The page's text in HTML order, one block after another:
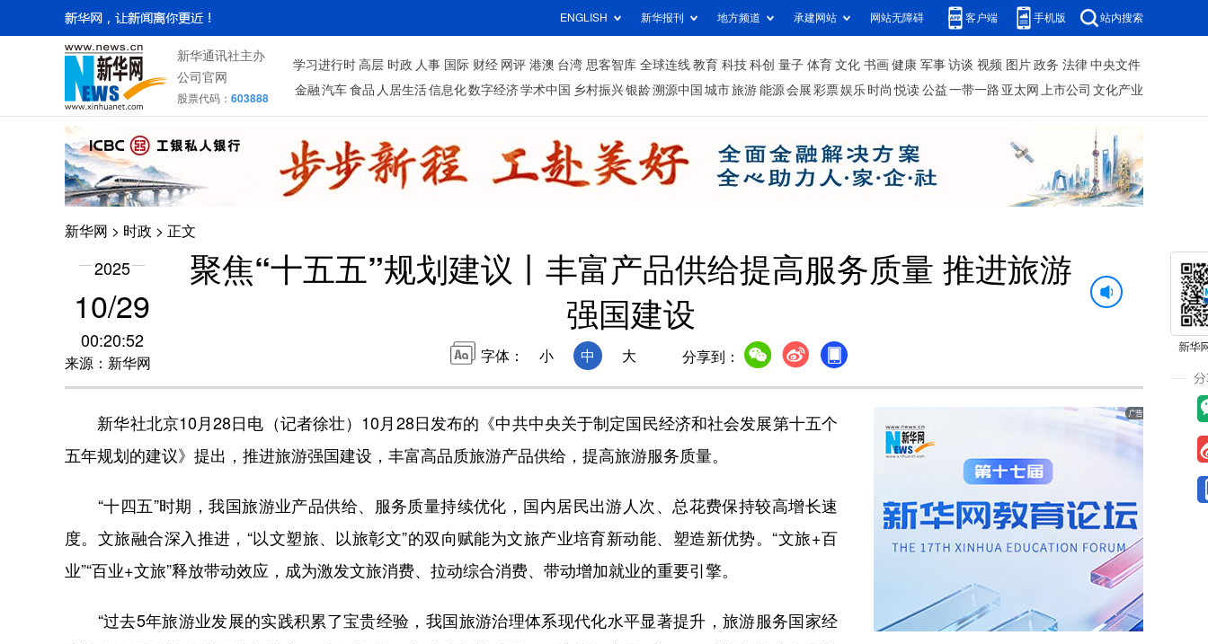
ENGLISH 新华报刊 地方频道 承建网站 网站无障碍 客户端 手机版 站内搜索
新华通讯社主办
公司官网
股票代码： 603888
学习进行时 高层 时政 人事 国际 财经 网评 港澳 台湾 思客智库 全球连线 教育 科技 科创 量子 体育 文化 书画 健康 军事 访谈 视频 图片 政务 法律 中央文件
金融 汽车 食品 人居生活信息化数字经济学术中国 乡村振兴银龄溯源中国 城市旅游 能源 会展 彩票娱乐 时尚 悦读 公益 一带一路 亚太网 上市公司 文化产业
新华网 > 时政 > 正文
2025
10/29
00:20:52
来源：新华网
聚焦“十五五”规划建议丨丰富产品供给提高服务质量 推进旅游
强国建设
字体： 小 中 大 分享到：
新华社北京10月28日电（记者徐壮）10月28日发布的《中共中央关于制定国民经济和社会发展第十五个
五年规划的建议》提出，推进旅游强国建设，丰富高品质旅游产品供给，提高旅游服务质量。
“十四五”时期，我国旅游业产品供给、服务质量持续优化，国内居民出游人次、总花费保持较高增长速
度。文旅融合深入推进，“以文塑旅、以旅彰文”的双向赋能为文旅产业培育新动能、塑造新优势。“文旅+百
业”“百业+文旅”释放带动效应，成为激发文旅消费、拉动综合消费、带动增加就业的重要引擎。
“过去5年旅游业发展的实践积累了宝贵经验，我国旅游治理体系现代化水平显著提升，旅游服务国家经